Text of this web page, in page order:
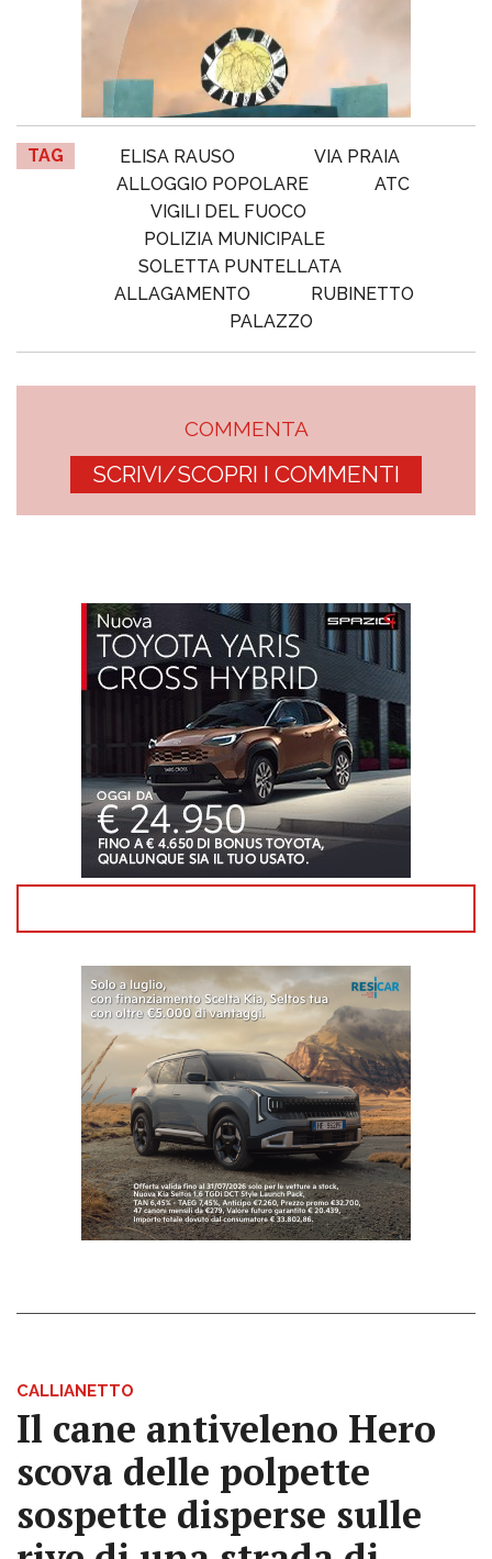
TAG ELISA RAUSO
VIA PRAIA
ALLOGGIO POPOLARE
ATC
VIGILI DEL FUOCO
POLIZIA MUNICIPALE
SOLETTA PUNTELLATA
ALLAGAMENTO
RUBINETTO
PALAZZO
COMMENTA
SCRIVI/SCOPRI I COMMENTI
CALLIANETTO
Il cane antiveleno Hero
scova delle polpette
sospette disperse sulle